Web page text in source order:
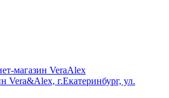
магазин VeraAlex
Vera&Alex, г.Екатеринбург, ул.